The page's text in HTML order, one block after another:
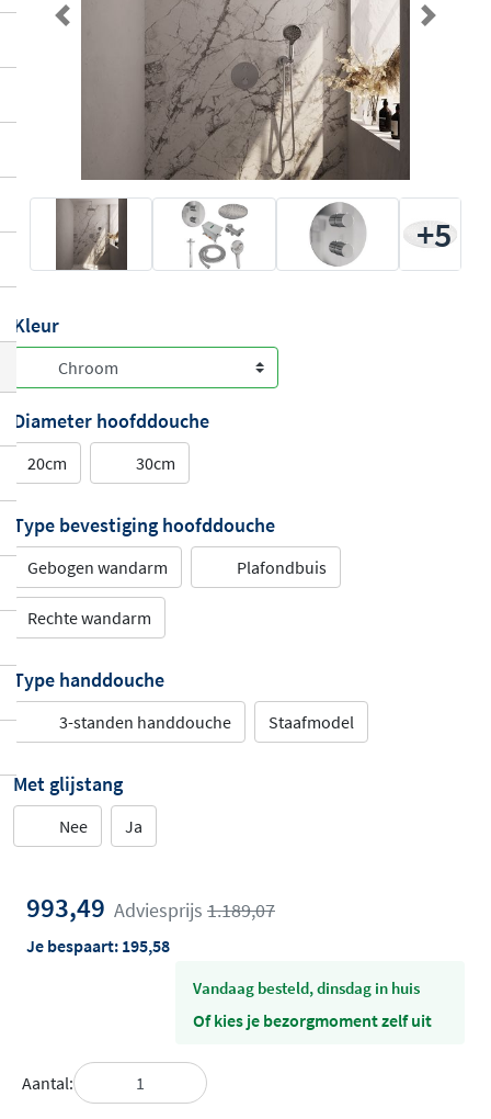
Previous Next
+5
Kleur
Diameter hoofddouche
20cm 30cm
Type bevestiging hoofddouche
Gebogen wandarm Plafondbuis
Rechte wandarm
Type handdouche
3-standen handdouche Staafmodel
Met glijstang
Nee Ja
993,49 Adviesprijs 1.189,07
Je bespaart: 195,58
vandaag besteld, dinsdag in huis
Of kies je bezorgmoment zelf uit
Aantal: